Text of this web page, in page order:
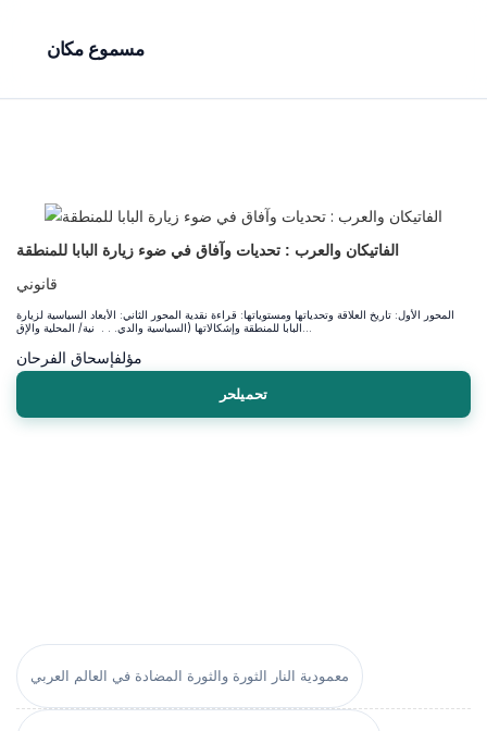
مسموع مكان
معمودية النار الثورة والثورة المضادة في العالم العربي
الفاتيكان والعرب : تحديات وآفاق في ضوء زيارة البابا للمنطقة
قانوني
المحور الأول: تاريخ العلاقة وتحدياتها ومستوياتها: قراءة نقدية المحور الثاني: الأبعاد السياسية لزيارة
مؤلفإسحاق الفرحان
تحميلحر